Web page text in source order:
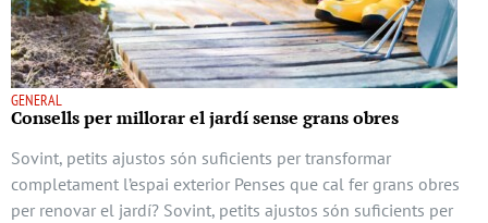
GENERAL
Consells per millorar el jardí sense grans obres
Sovint, petits ajustos són suficients per transformar
completament l’espai exterior Penses que cal fer grans obres
per renovar el jardí? Sovint, petits ajustos són suficients per